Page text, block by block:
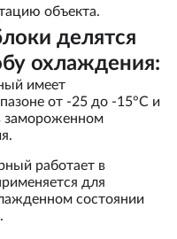
объекта.
делятся
охлаждения:
имеет
от -25 до -15°С и
замороженном
работает в
для
состоянии